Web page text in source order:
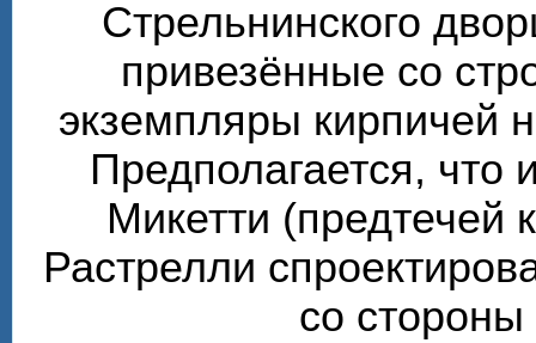
Стрельнинского
привезённые со
экземпляры кирпичей
Предполагается, что
Микетти (предтечей
Растрелли
со